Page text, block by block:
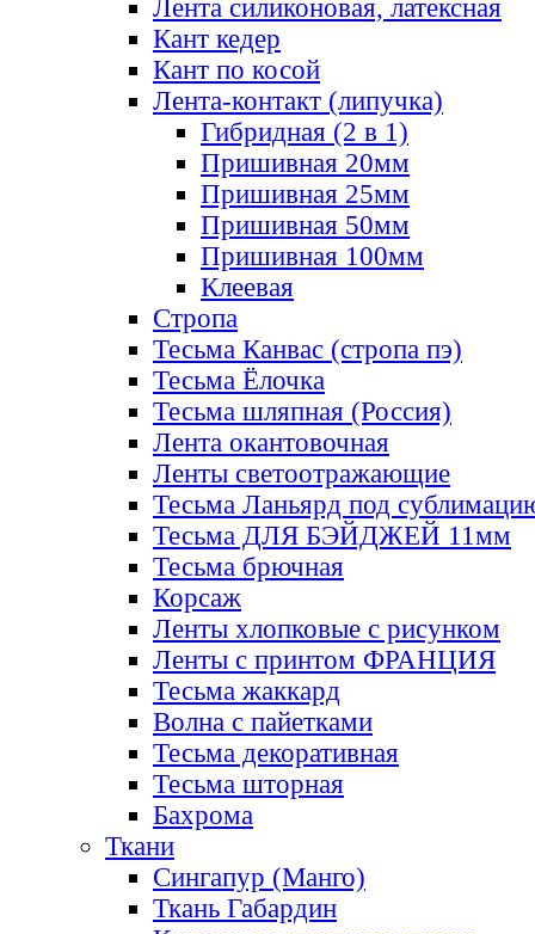
Лента силиконовая, латексная
Кант кедер
Кант по косой
Лента-контакт (липучка)
Гибридная (2 в 1)
Пришивная 20мм
Пришивная 25мм
Пришивная 50мм
Пришивная 100мм
Клеевая
Стропа
Тесьма Канвас (стропа пэ)
Тесьма Ёлочка
Тесьма шляпная (Россия)
Лента окантовочная
Ленты светоотражающие
Тесьма Ланьярд под
Тесьма ДЛЯ БЭЙДЖЕЙ 11мм
Тесьма брючная
Корсаж
Ленты хлопковые с рисунком
Ленты с принтом ФРАНЦИЯ
Тесьма жаккард
Волна с пайетками
Тесьма декоративная
Тесьма шторная
Бахрома
Ткани
Сингапур (Манго)
Ткань Габардин